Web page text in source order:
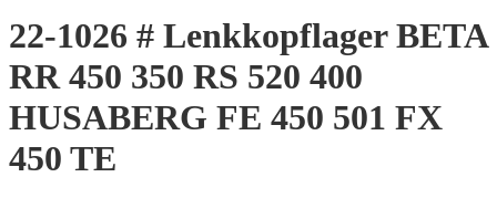
22-1026 # Lenkkopflager BETA
RR 450 350 RS 520 400
HUSABERG FE 450 501 FX
450 TE